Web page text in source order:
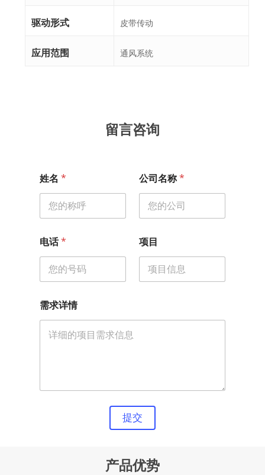
驱动形式 皮带传动
应用范围 通风系统
留言咨询
姓名 * 公司名称*
电话* 项目
需求详情
提交
产品优势